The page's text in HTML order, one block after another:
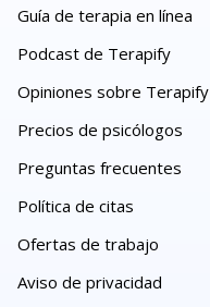
Guía de terapia en línea
Podcast de Terapify
Opiniones sobre Terapify
Precios de psicólogos
Preguntas frecuentes
Política de citas
Ofertas de trabajo
Aviso de privacidad